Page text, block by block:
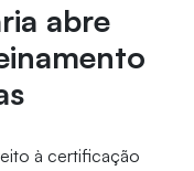
abre
à certificação